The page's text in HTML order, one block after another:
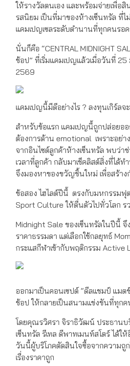
ให้รางวัลตนเอง และพร้อมจ่ายเพื่อ
รสนิยม เป็นที่มาของห้างเซ็นทรัล ที่
แคมเปญเซลระดับตำนานที่ทุกคนรอ
นั่นก็คือ “CENTRAL MIDNIGHT
ช้อป” ที่เริ่มแคมเปญแล้วเมื่อวันที่
2569
แคมเปญนี้มีดีอย่างไร ? ลงทุนเกิร์ลจ
สำหรับข้อแรก แคมเปญนี้ถูกปล่อยอ
ต้องการด้าน emotional เพราะอย่า
จากอินไซต์ลูกค้าห้างเซ็นทรัล พบว่า
เวลาที่ลูกค้า กลับมาเช็คลิสต์สิ่งที่ได้ท
จึงมองหาของขวัญชิ้นใหม่ เพื่อสร้าง
ข้อสอง ไฮไลต์ปีนี้ ตรงกับมหกรรมฟุ
Sport Culture ให้ตื่นตัวไปทั่วโลก ร
Midnight Sale ของเซ็นทรัลในปีนี้ จึ
ราคาธรรมดา แต่เลือกใช้กลยุทธ์
กระแสกีฬาเข้ากับพฤติกรรม Active
ออกมาเป็นคอนเซปต์ “ดีลแชมป์ แม
ช้อป ให้กลายเป็นสนามแข่งขันที่ทุก
โดยคุณรวิศรา จิราธิวัฒน์ ประธานบ
เซ็นทรัล รีเทล ดีพาทเมนท์สโตร์ ได้ใ
วันนี้ผู้บริโภคตัดสินใจซื้อจากความถู
เรื่องราคาถูก